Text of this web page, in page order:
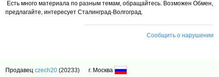
Есть много материала по разным темам, обращайтесь. Возможен Обмен,
предлагайте, интересует Сталинград-Волгоград.
Сообщить о нарушении
Продавецczech20 (20233) г. Москва